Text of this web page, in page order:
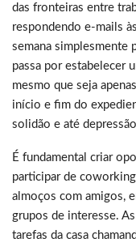
das fronteiras entre
respondendo e-mails
semana simplesmente
passa por estabelecer
mesmo que seja
início e fim do
solidão e até
É fundamental criar
participar de
almoços com amigos,
grupos de interesse.
tarefas da casa